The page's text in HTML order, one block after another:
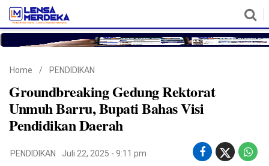
Home / PENDIDIKAN
Groundbreaking Gedung Rektorat
Unmuh Barru, Bupati Bahas Visi
Pendidikan Daerah
PENDIDIKAN
Juli 22, 2025 - 9:11 pm